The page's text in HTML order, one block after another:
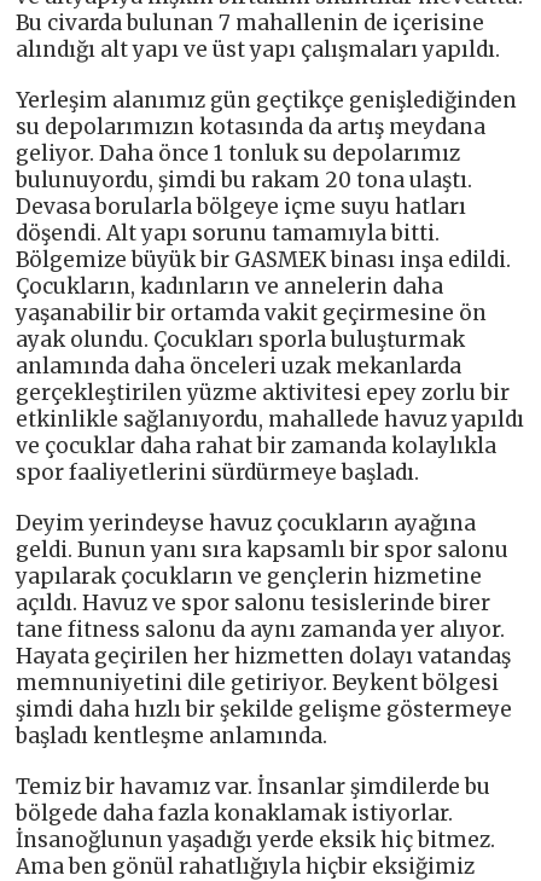
Bu civarda bulunan 7 mahallenin de içerisine
alındığı alt yapı ve üst yapı çalışmaları yapıldı.
Yerleşim alanımız gün geçtikçe genişlediğinden
su depolarımızın kotasında da artış meydana
geliyor. Daha önce 1 tonluk su depolarımız
bulunuyordu, şimdi bu rakam 20 tona ulaştı.
Devasa borularla bölgeye içme suyu hatları
döşendi. Alt yapı sorunu tamamıyla bitti.
Bölgemize büyük bir GASMEK binası inşa edildi.
Çocukların, kadınların ve annelerin daha
yaşanabilir bir ortamda vakit geçirmesine ön
ayak olundu. Çocukları sporla buluşturmak
anlamında daha önceleri uzak mekanlarda
gerçekleştirilen yüzme aktivitesi epey zorlu bir
etkinlikle sağlanıyordu, mahallede havuz yapıldı
ve çocuklar daha rahat bir zamanda kolaylıkla
spor faaliyetlerini sürdürmeye başladı.
Deyim yerindeyse havuz çocukların ayağına
geldi. Bunun yanı sıra kapsamlı bir spor salonu
yapılarak çocukların ve gençlerin hizmetine
açıldı. Havuz ve spor salonu tesislerinde birer
tane fitness salonu da aynı zamanda yer alıyor.
Hayata geçirilen her hizmetten dolayı vatandaş
memnuniyetini dile getiriyor. Beykent bölgesi
şimdi daha hızlı bir şekilde gelişme göstermeye
başladı kentleşme anlamında.
Temiz bir havamız var. İnsanlar şimdilerde bu
bölgede daha fazla konaklamak istiyorlar.
İnsanoğlunun yaşadığı yerde eksik hiç bitmez.
Ama ben gönül rahatlığıyla hiçbir eksiğimiz